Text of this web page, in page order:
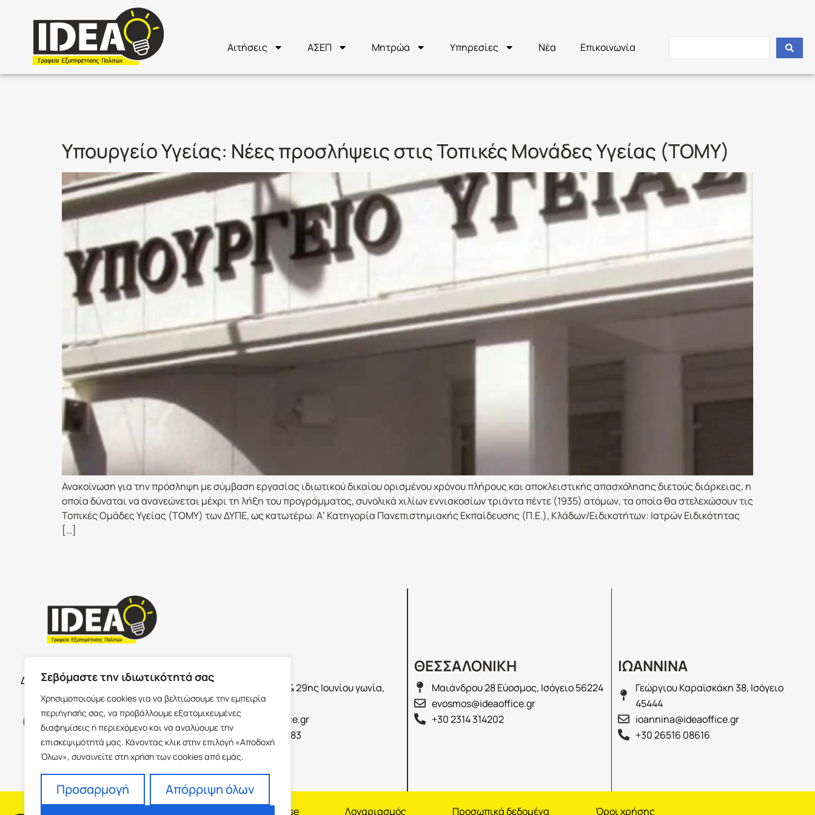
Σεβόμαστε την ιδιωτικότητά σας
Χρησιμοποιούμε cookies για να βελτιώσουμε την εμπειρία
περιήγησής σας, να προβάλλουμε εξατομικευμένες
διαφημίσεις ή περιεχόμενο και να αναλύουμε την
επισκεψιμότητά μας. Κάνοντας κλικ στην επιλογή «Αποδοχή
Όλων», συναινείτε στη χρήση των cookies από εμάς.
Προσαρμογή
Απόρριψη όλων
Αιτήσεις ΑΣΕΠ Μητρώα Υπηρεσίες Νέα Επικοινωνία
Υπουργείο Υγείας: Νέες προσλήψεις στις Τοπικές Μονάδες Υγείας (ΤΟΜΥ)
Ανακοίνωση για την πρόσληψη με σύμβαση εργασίας ιδιωτικού δικαίου ορισμένου χρόνου πλήρους και αποκλειστικής απασχόλησης διετούς διάρκειας, η
οποία δύναται να ανανεώνεται μέχρι τη λήξη του προγράμματος, συνολικά χιλίων εννιακοσίων τριάντα πέντε (1935) ατόμων, τα οποία θα στελεχώσουν τις
Τοπικές Ομάδες Υγείας (ΤΟΜΥ) των ΔΥΠΕ, ως κατωτέρω: Α’ Κατηγορία Πανεπιστημιακής Εκπαίδευσης (Π.Ε.), Κλάδων/Ειδικοτήτων: Ιατρών Ειδικότητας
[…]
Δευτέρα με Παρασκευή 09:00-17:00
Παύλου Μελά & 29ης Ιουνίου γωνία,
Ισόγειο 62100
info@ideaoffice.gr
+30 23213 02583
ΘΕΣΣΑΛΟΝΙΚΗ
Μαιάνδρου 28 Εύοσμος, Ισόγειο 56224
evosmos@ideaoffice.gr
+30 2314 314202
ΙΩΑΝΝΙΝΑ
Γεώργιου Καραϊσκάκη 38, Ισόγειο
45444
ioannina@ideaoffice.gr
+30 26516 08616
Franchise Λογαριασμός Προσωπικά δεδομένα Όροι χρήσης